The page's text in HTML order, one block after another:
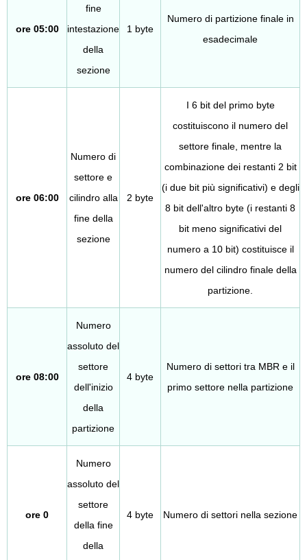
ore 05:00
fine
intestazione
della
sezione
1 byte
Numero di partizione finale in
esadecimale
ore 06:00
Numero di
settore e
cilindro alla
fine della
sezione
2 byte
I 6 bit del primo byte
costituiscono il numero del
settore finale, mentre la
combinazione dei restanti 2 bit
(i due bit più significativi) e degli
8 bit dell'altro byte (i restanti 8
bit meno significativi del
numero a 10 bit) costituisce il
numero del cilindro finale della
partizione.
ore 08:00
Numero
assoluto del
settore
dell'inizio
della
partizione
4 byte
Numero di settori tra MBR e il
primo settore nella partizione
ore 0
Numero
assoluto del
settore
della fine
della
4 byte Numero di settori nella sezione